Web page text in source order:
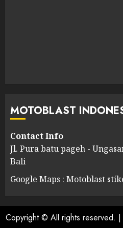
MOTOBLAST
Contact Info
Jl. Pura batu pageh -
Bali
Google Maps : Motoblast
Copyright © All rights reserved. |